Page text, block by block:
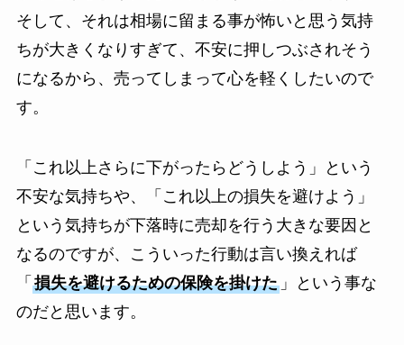
そして、それは相場に留まる事が怖いと思う気持
ちが大きくなりすぎて、不安に押しつぶされそう
になるから、売ってしまって心を軽くしたいので
す。
「これ以上さらに下がったらどうしよう」という
不安な気持ちや、「これ以上の損失を避けよう」
という気持ちが下落時に売却を行う大きな要因と
なるのですが、こういった行動は言い換えれば
「 損失を避けるための保険を掛けた」という事な
のだと思います。